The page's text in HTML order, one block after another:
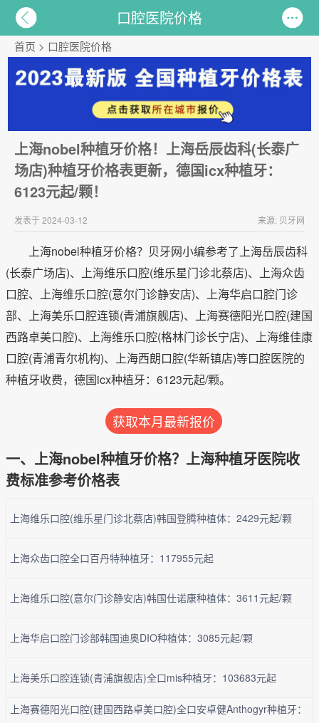
口腔医院价格
首页 > 口腔医院价格
上海nobel种植牙价格！上海岳辰齿科(长泰广
场店)种植牙价格表更新，德国icx种植牙：
6123元起/颗！
发表于 2024-03-12 来源: 贝牙网
上海nobel种植牙价格？贝牙网小编参考了上海岳辰齿科
(长泰广场店)、上海维乐口腔(维乐星门诊北蔡店)、上海众齿
口腔、上海维乐口腔(意尔门诊静安店)、上海华启口腔门诊
部、上海美乐口腔连锁(青浦旗舰店)、上海赛德阳光口腔(建国
西路卓美口腔)、上海维乐口腔(格林门诊长宁店)、上海维佳康
口腔(青浦青尔机构)、上海西朗口腔(华新镇店)等口腔医院的
种植牙收费，德国icx种植牙：6123元起/颗。
获取本月最新报价
一、上海nobel种植牙价格？上海种植牙医院收
费标准参考价格表
上海维乐口腔(维乐星门诊北蔡店)韩国登腾种植体：2429元起/颗
上海众齿口腔全口百丹特种植牙：117955元起
上海维乐口腔(意尔门诊静安店)韩国仕诺康种植体：3611元起/颗
上海华启口腔门诊部韩国迪奥DIO种植体：3085元起/颗
上海美乐口腔连锁(青浦旗舰店)全口mis种植牙：103683元起
上海赛德阳光口腔(建国西路卓美口腔)全口安卓健Anthogyr种植牙：